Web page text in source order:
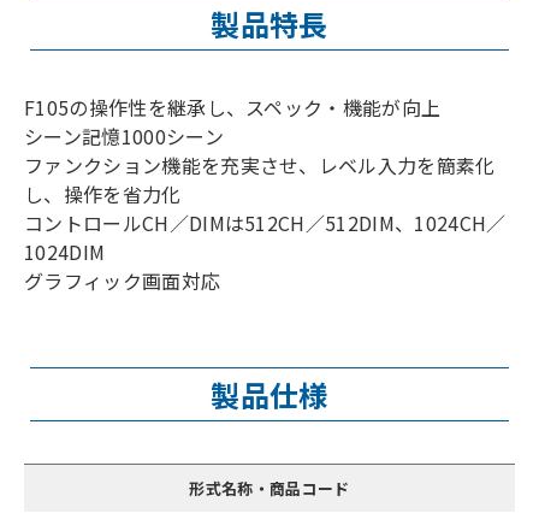
製品特長
F105の操作性を継承し、スペック・機能が向上
シーン記憶1000シーン
ファンクション機能を充実させ、レベル入力を簡素化
し、操作を省力化
コントロールCH／DIMは512CH／512DIM、1024CH／
1024DIM
グラフィック画面対応
製品仕様
形式名称・商品コード